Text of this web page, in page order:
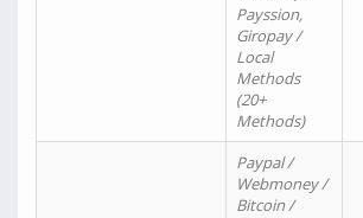
Payssion,
Giropay /
Local
Methods
(20+
Methods)
Paypal /
Webmoney /
Bitcoin /